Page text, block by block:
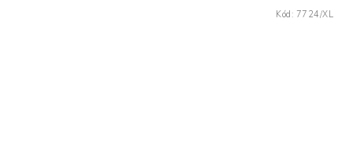
Kód: 7724/XL